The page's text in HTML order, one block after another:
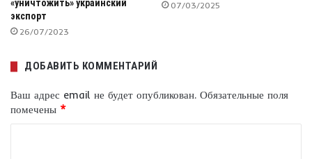
«уничтожить» украинский
экспорт
26/07/2023
07/03/2025
ДОБАВИТЬ КОММЕНТАРИЙ
Ваш адрес email не будет опубликован. Обязательные поля
помечены *